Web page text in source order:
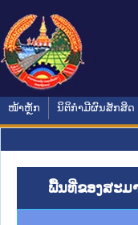
ໜ້າຫຼັກ ນິຕິກໍາມີຜົນສັກສິດ
ພື້ນທີ່ຂອງສະມ